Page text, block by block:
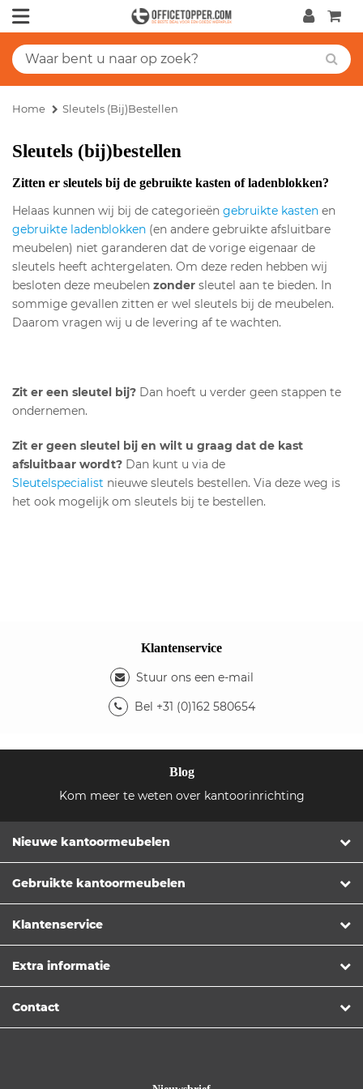
Home Sleutels (bij)bestellen
Sleutels (bij)bestellen
Zitten er sleutels bij de gebruikte kasten of ladenblokken?
Helaas kunnen wij bij de categorieën gebruikte kasten en
gebruikte ladenblokken (en andere gebruikte afsluitbare
meubelen) niet garanderen dat de vorige eigenaar de
sleutels heeft achtergelaten. Om deze reden hebben wij
besloten deze meubelen zonder sleutel aan te bieden. In
sommige gevallen zitten er wel sleutels bij de meubelen.
Daarom vragen wij u de levering af te wachten.
Zit er een sleutel bij? Dan hoeft u verder geen stappen te
ondernemen.
Zit er geen sleutel bij en wilt u graag dat de kast
afsluitbaar wordt? Dan kunt u via de
Sleutelspecialist nieuwe sleutels bestellen. Via deze weg is
het ook mogelijk om sleutels bij te bestellen.
Klantenservice
Stuur ons een e-mail
Bel +31 (0)162 580654
Blog
Kom meer te weten over kantoorinrichting
Nieuwe kantoormeubelen
Gebruikte kantoormeubelen
Klantenservice
Extra informatie
Contact